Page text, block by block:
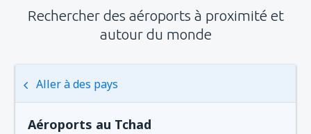
Rechercher des aéroports à proximité et
autour du monde
Aller à des pays
Aéroports au Tchad